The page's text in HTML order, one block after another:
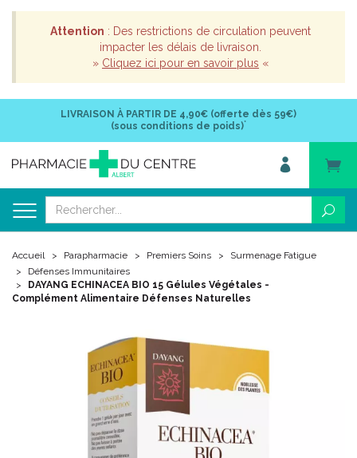
Attention : Des restrictions de circulation peuvent
impacter les délais de livraison.
» Cliquez ici pour en savoir plus «
LIVRAISON À PARTIR DE 4,90€ (offerte dès 59€)
(sous conditions de poids)*
Accueil Parapharmacie Premiers Soins
Surmenage Fatigue
Défenses Immunitaires
DAYANG ECHINACEA BIO 15 Gélules Végétales -
Complément Alimentaire Défenses Naturelles